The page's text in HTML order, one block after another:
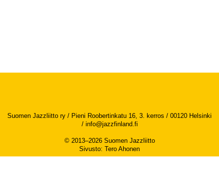
Suomen Jazzliitto ry / Pieni Roobertinkatu 16, 3. kerros / 00120 Helsinki
/ info@jazzfinland.fi
© 2013–2026 Suomen Jazzliitto
Sivusto: Tero Ahonen